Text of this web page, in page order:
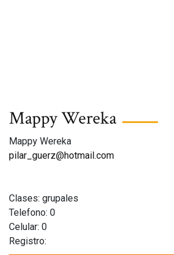
Mappy Wereka
Mappy Wereka
pilar_guerz@hotmail.com
Clases: grupales
Telefono: 0
Celular: 0
Registro: